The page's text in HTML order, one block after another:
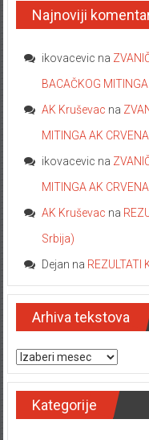
Najnoviji
ikovacevic na
BACAČKOG
AK Kruševac na
MITINGA AK
ikovacevic na
MITINGA AK
AK Kruševac na
Srbija)
Dejan na REZULTATI
Arhiva tekstova
Arhiva tekstova
Kategorije